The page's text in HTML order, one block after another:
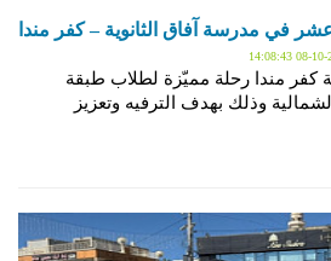
في مدرسة آفاق الثانوية – كفر مندا
كفر مندا رحلة مميّزة لطلاب طبقة
وذلك بهدف الترفيه وتعزيز